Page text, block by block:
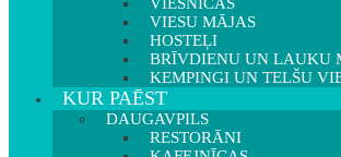
VIESU MĀJAS
HOSTEĻI
BRĪVDIENU UN LAUKU
KEMPINGI UN TELŠU
KUR PAĒST
DAUGAVPILS
RESTORĀNI